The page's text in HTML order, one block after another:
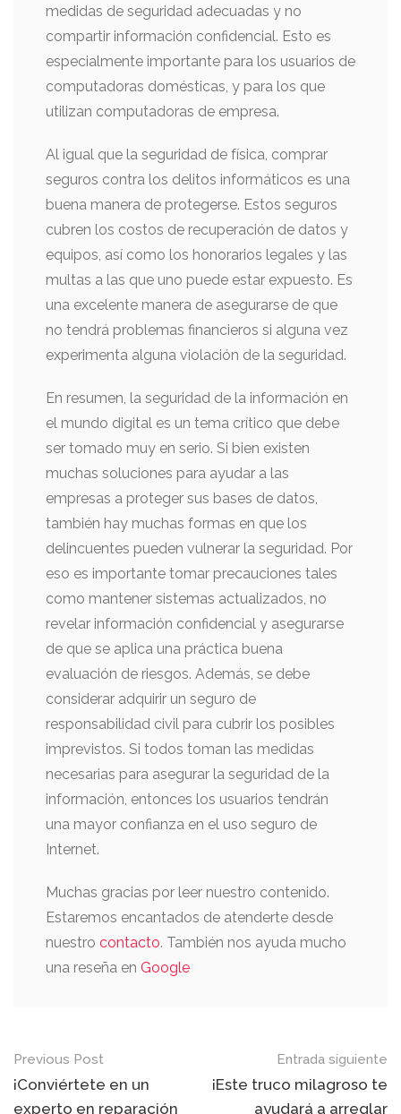
medidas de seguridad adecuadas y no
compartir información confidencial. Esto es
especialmente importante para los usuarios de
computadoras domésticas, y para los que
utilizan computadoras de empresa.
Al igual que la seguridad de física, comprar
seguros contra los delitos informáticos es una
buena manera de protegerse. Estos seguros
cubren los costos de recuperación de datos y
equipos, así como los honorarios legales y las
multas a las que uno puede estar expuesto. Es
una excelente manera de asegurarse de que
no tendrá problemas financieros si alguna vez
experimenta alguna violación de la seguridad.
En resumen, la seguridad de la información en
el mundo digital es un tema crítico que debe
ser tomado muy en serio. Si bien existen
muchas soluciones para ayudar a las
empresas a proteger sus bases de datos,
también hay muchas formas en que los
delincuentes pueden vulnerar la seguridad. Por
eso es importante tomar precauciones tales
como mantener sistemas actualizados, no
revelar información confidencial y asegurarse
de que se aplica una práctica buena
evaluación de riesgos. Además, se debe
considerar adquirir un seguro de
responsabilidad civil para cubrir los posibles
imprevistos. Si todos toman las medidas
necesarias para asegurar la seguridad de la
información, entonces los usuarios tendrán
una mayor confianza en el uso seguro de
Internet.
Muchas gracias por leer nuestro contenido.
Estaremos encantados de atenderte desde
nuestro contacto. También nos ayuda mucho
una reseña en Google
Previous Post
¡Conviértete en un
experto en reparación
Entrada siguiente
¡Este truco milagroso te
ayudará a arreglar